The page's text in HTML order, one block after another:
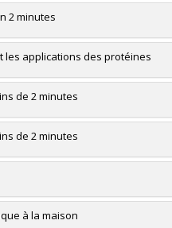
2 minutes
les applications des protéines
de 2 minutes
- Volet 2: Soutien aux projets
de 2 minutes
à la maison